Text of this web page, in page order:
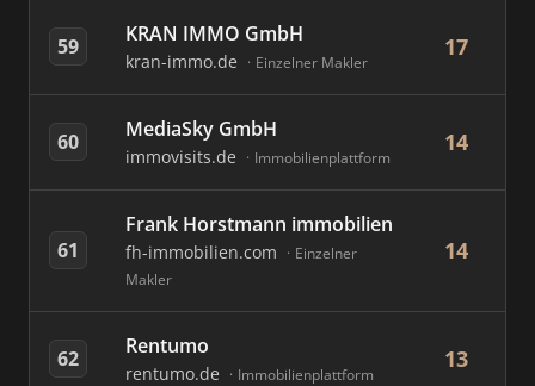
59 KRAN IMMO GmbH
kran-immo.de Einzelner Makler
17
60 MediaSky GmbH
immovisits.de Immobilienplattform
14
61
Frank Horstmann immobilien
fh-immobilien.com
Einzelner
Makler
14
62 Rentumo
rentumo.de Immobilienplattform
13